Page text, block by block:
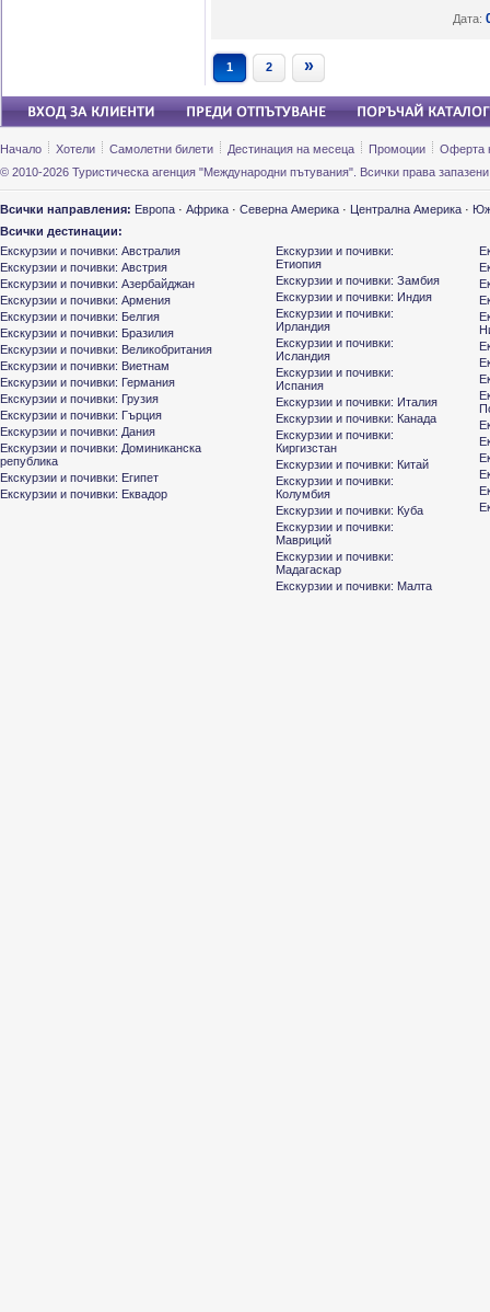
Дата:
1 2 »
Начало Хотели Самолетни билети Дестинация на месеца Промоции
Оферта
© 2010-2026 Туристическа агенция "Международни пътувания". Всички права
Всички направления: Европа · Африка · Северна Америка · Централна Америка ·
Всички дестинации:
Екскурзии и почивки: Австралия
Екскурзии и почивки: Австрия
Екскурзии и почивки: Азербайджан
Екскурзии и почивки: Армения
Екскурзии и почивки: Белгия
Екскурзии и почивки: Бразилия
Екскурзии и почивки: Великобритания
Екскурзии и почивки: Виетнам
Екскурзии и почивки: Германия
Екскурзии и почивки: Грузия
Екскурзии и почивки: Гърция
Екскурзии и почивки: Дания
Екскурзии и почивки: Доминиканска
република
Екскурзии и почивки: Египет
Екскурзии и почивки: Еквадор
Екскурзии и почивки:
Етиопия
Екскурзии и почивки: Замбия
Екскурзии и почивки: Индия
Екскурзии и почивки:
Ирландия
Екскурзии и почивки:
Исландия
Екскурзии и почивки:
Испания
Екскурзии и почивки: Италия
Екскурзии и почивки: Канада
Екскурзии и почивки:
Киргизстан
Екскурзии и почивки: Китай
Екскурзии и почивки:
Колумбия
Екскурзии и почивки: Куба
Екскурзии и почивки:
Мавриций
Екскурзии и почивки:
Мадагаскар
Екскурзии и почивки: Малта